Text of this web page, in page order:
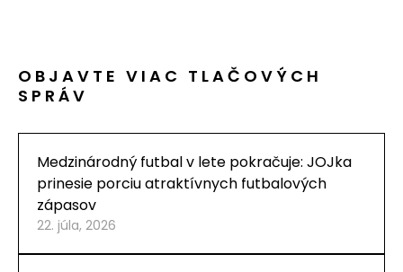
OBJAVTE VIAC TLAČOVÝCH
SPRÁV
Medzinárodný futbal v lete pokračuje: JOJka
prinesie porciu atraktívnych futbalových
zápasov
22. júla, 2026